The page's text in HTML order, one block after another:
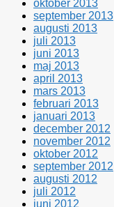
oktober 2013
september 2013
augusti 2013
juli 2013
juni 2013
maj 2013
april 2013
mars 2013
februari 2013
januari 2013
december 2012
november 2012
oktober 2012
september 2012
augusti 2012
juli 2012
juni 2012